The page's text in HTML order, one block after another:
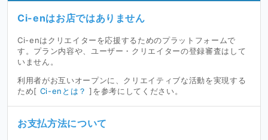
Ci-enはお店ではありません
Ci-enはクリエイターを応援するためのプラットフォームで
す。プラン内容や、ユーザー・クリエイターの登録審査はして
いません。
利用者がお互いオープンに、クリエイティブな活動を実現する
ため[ Ci-enとは？ ]を参考にしてください。
お支払方法について